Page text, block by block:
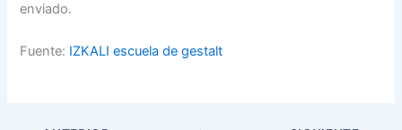
enviado.
Fuente: IZKALI escuela de gestalt